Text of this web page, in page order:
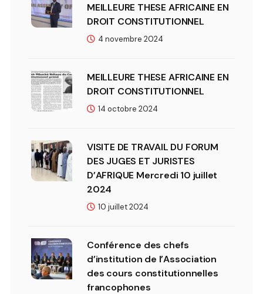
MEILLEURE THESE AFRICAINE EN
DROIT CONSTITUTIONNEL
4 novembre 2024
MEILLEURE THESE AFRICAINE EN
DROIT CONSTITUTIONNEL
14 octobre 2024
VISITE DE TRAVAIL DU FORUM
DES JUGES ET JURISTES
D’AFRIQUE Mercredi 10 juillet
2024
10 juillet 2024
Conférence des chefs
d’institution de l’Association
des cours constitutionnelles
francophones